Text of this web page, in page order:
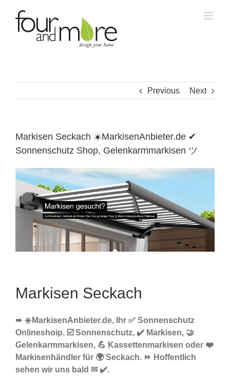
content
Previous Next
Markisen Seckach ☀️MarkisenAnbieter.de ✔
Sonnenschutz Shop, Gelenkarmmarkisen ツ
Markisen Seckach
➨ ☀️MarkisenAnbieter.de, Ihr ✅ Sonnenschutz
Onlineshoip. ☑️ Sonnenschutz, ✔️ Markisen, 🤝
Gelenkarmmarkisen, 💪 Kassettenmarkisen oder ❤️
Markisenhändler für 🌍 Seckach. ⏩ Hoffentlich
sehen wir uns bald ✉ ✔️.